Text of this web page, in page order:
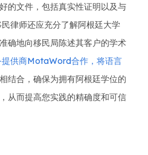
的文件，包括真实性证明以及与
律师还应充分了解阿根廷大学
确地向移民局陈述其客户的学术
提供商MotaWord合作，将语言
结合，确保为拥有阿根廷学位的
从而提高您实践的精确度和可信